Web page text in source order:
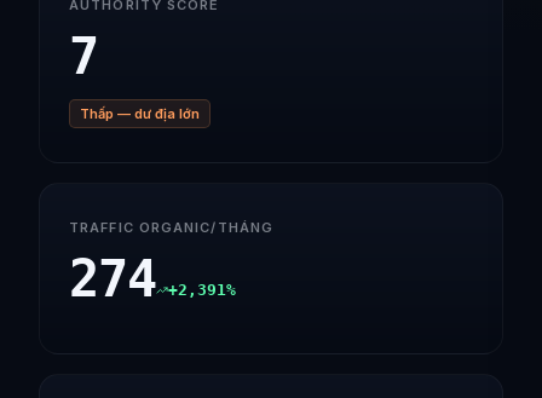
AUTHORITY SCORE
7
Thấp — dư địa lớn
TRAFFIC ORGANIC/THÁNG
274 +2,391%